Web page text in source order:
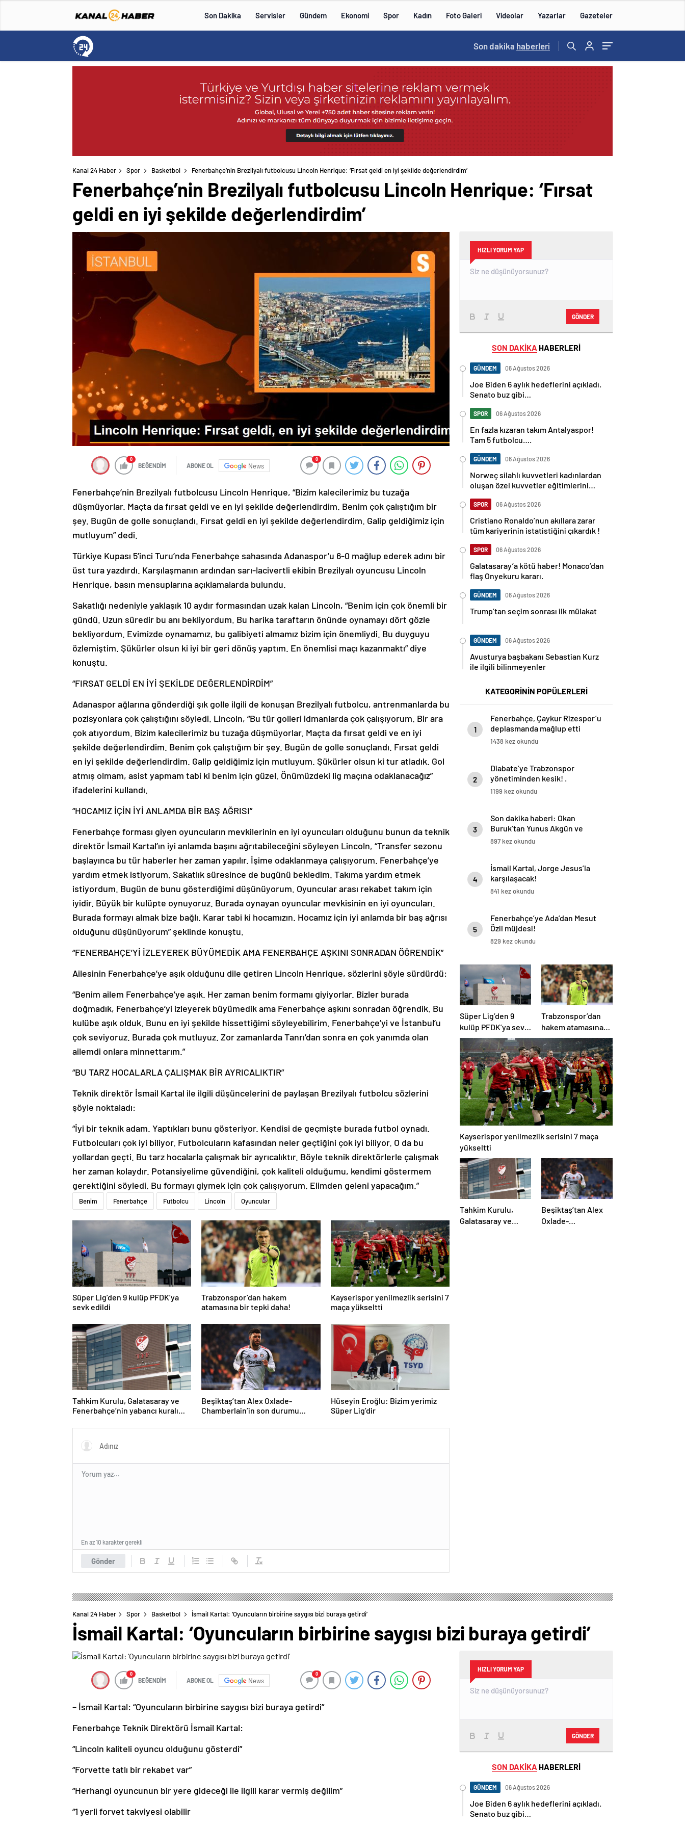
Son Dakika Servisler Gündem Ekonomi Spor Kadın Foto Galeri Videolar Yazarlar Gazeteler
Son dakika haberleri
Kanal 24 Haber Spor Basketbol Fenerbahçe’nin Brezilyalı futbolcusu Lincoln Henrique: ‘Fırsat geldi en iyi şekilde değerlendirdim’
Fenerbahçe’nin Brezilyalı futbolcusu Lincoln Henrique: ‘Fırsat
geldi en iyi şekilde değerlendirdim’
0
BEĞENDİM ABONE OL News
0
Fenerbahçe’nin Brezilyalı futbolcusu Lincoln Henrique, “Bizim kalecilerimiz bu tuzağa
düşmüyorlar. Maçta da fırsat geldi ve en iyi şekilde değerlendirdim. Benim çok çalıştığım bir
şey. Bugün de golle sonuçlandı. Fırsat geldi en iyi şekilde değerlendirdim. Galip geldiğimiz için
mutluyum” dedi.
Türkiye Kupası 5’inci Turu’nda Fenerbahçe sahasında Adanaspor’u 6-0 mağlup ederek adını bir
üst tura yazdırdı. Karşılaşmanın ardından sarı-lacivertli ekibin Brezilyalı oyuncusu Lincoln
Henrique, basın mensuplarına açıklamalarda bulundu.
Sakatlığı nedeniyle yaklaşık 10 aydır formasından uzak kalan Lincoln, “Benim için çok önemli bir
gündü. Uzun süredir bu anı bekliyordum. Bu harika taraftarın önünde oynamayı dört gözle
bekliyordum. Evimizde oynamamız, bu galibiyeti almamız bizim için önemliydi. Bu duyguyu
özlemiştim. Şükürler olsun ki iyi bir geri dönüş yaptım. En önemlisi maçı kazanmaktı” diye
konuştu.
“FIRSAT GELDİ EN İYİ ŞEKİLDE DEĞERLENDİRDİM”
Adanaspor ağlarına gönderdiği şık golle ilgili de konuşan Brezilyalı futbolcu, antrenmanlarda bu
pozisyonlara çok çalıştığını söyledi. Lincoln, “Bu tür golleri idmanlarda çok çalışıyorum. Bir ara
çok atıyordum. Bizim kalecilerimiz bu tuzağa düşmüyorlar. Maçta da fırsat geldi ve en iyi
şekilde değerlendirdim. Benim çok çalıştığım bir şey. Bugün de golle sonuçlandı. Fırsat geldi
en iyi şekilde değerlendirdim. Galip geldiğimiz için mutluyum. Şükürler olsun ki tur atladık. Gol
atmış olmam, asist yapmam tabi ki benim için güzel. Önümüzdeki lig maçına odaklanacağız”
ifadelerini kullandı.
“HOCAMIZ İÇİN İYİ ANLAMDA BİR BAŞ AĞRISI”
Fenerbahçe forması giyen oyuncuların mevkilerinin en iyi oyuncuları olduğunu bunun da teknik
direktör İsmail Kartal’ın iyi anlamda başını ağrıtabileceğini söyleyen Lincoln, “Transfer sezonu
başlayınca bu tür haberler her zaman yapılır. İşime odaklanmaya çalışıyorum. Fenerbahçe’ye
yardım etmek istiyorum. Sakatlık süresince de bugünü bekledim. Takıma yardım etmek
istiyordum. Bugün de bunu gösterdiğimi düşünüyorum. Oyuncular arası rekabet takım için
iyidir. Büyük bir kulüpte oynuyoruz. Burada oynayan oyuncular mevkisinin en iyi oyuncuları.
Burada formayı almak bize bağlı. Karar tabi ki hocamızın. Hocamız için iyi anlamda bir baş ağrısı
olduğunu düşünüyorum” şeklinde konuştu.
“FENERBAHÇE’Yİ İZLEYEREK BÜYÜMEDİK AMA FENERBAHÇE AŞKINI SONRADAN ÖĞRENDİK”
Ailesinin Fenerbahçe’ye aşık olduğunu dile getiren Lincoln Henrique, sözlerini şöyle sürdürdü:
“Benim ailem Fenerbahçe’ye aşık. Her zaman benim formamı giyiyorlar. Bizler burada
doğmadık, Fenerbahçe’yi izleyerek büyümedik ama Fenerbahçe aşkını sonradan öğrendik. Bu
kulübe aşık olduk. Bunu en iyi şekilde hissettiğimi söyleyebilirim. Fenerbahçe’yi ve İstanbul’u
çok seviyoruz. Burada çok mutluyuz. Zor zamanlarda Tanrı’dan sonra en çok yanımda olan
ailemdi onlara minnettarım.”
“BU TARZ HOCALARLA ÇALIŞMAK BİR AYRICALIKTIR”
Teknik direktör İsmail Kartal ile ilgili düşüncelerini de paylaşan Brezilyalı futbolcu sözlerini
şöyle noktaladı:
“İyi bir teknik adam. Yaptıkları bunu gösteriyor. Kendisi de geçmişte burada futbol oynadı.
Futbolcuları çok iyi biliyor. Futbolcuların kafasından neler geçtiğini çok iyi biliyor. O da bu
yollardan geçti. Bu tarz hocalarla çalışmak bir ayrıcalıktır. Böyle teknik direktörlerle çalışmak
her zaman kolaydır. Potansiyelime güvendiğini, çok kaliteli olduğumu, kendimi göstermem
gerektiğini söyledi. Bu formayı giymek için çok çalışıyorum. Elimden geleni yapacağım.”
Benim Fenerbahçe Futbolcu Lincoln Oyuncular
Süper Lig’den 9 kulüp PFDK’ya
sevk edildi
Trabzonspor’dan hakem
atamasına bir tepki daha!
Kayserispor yenilmezlik serisini 7
maça yükseltti
Tahkim Kurulu, Galatasaray ve
Fenerbahçe’nin yabancı kuralı
Beşiktaş’tan Alex Oxlade-
Chamberlain’in son durumu
Hüseyin Eroğlu: Bizim yerimiz
Süper Lig’dir
Gönder
En az 10 karakter gerekli
HIZLI YORUM YAP
GÖNDER
SON DAKİKA HABERLERİ
GÜNDEM 06 Ağustos 2026
Joe Biden 6 aylık hedeflerini açıkladı.
Senato buz gibi…
SPOR 06 Ağustos 2026
En fazla kızaran takım Antalyaspor!
Tam 5 futbolcu….
GÜNDEM 06 Ağustos 2026
Norweç silahlı kuvvetleri kadınlardan
oluşan özel kuvvetler eğitimlerini
SPOR 06 Ağustos 2026
Cristiano Ronaldo’nun akıllara zarar
tüm kariyerinin istatistiğini çıkardık !
SPOR 06 Ağustos 2026
Galatasaray’a kötü haber! Monaco’dan
flaş Onyekuru kararı.
GÜNDEM 06 Ağustos 2026
Trump’tan seçim sonrası ilk mülakat
GÜNDEM 06 Ağustos 2026
Avusturya başbakanı Sebastian Kurz
ile ilgili bilinmeyenler
KATEGORİNİN POPÜLERLERİ
1
Fenerbahçe, Çaykur Rizespor’u
deplasmanda mağlup etti
1438 kez okundu
2
Diabate’ye Trabzonspor
yönetiminden kesik! .
1199 kez okundu
3
Son dakika haberi: Okan
Buruk’tan Yunus Akgün ve
Mertens kararı! Osimhen’e
897 kez okundu
4
İsmail Kartal, Jorge Jesus’la
karşılaşacak!
841 kez okundu
5
Fenerbahçe’ye Ada’dan Mesut
Özil müjdesi!
829 kez okundu
Süper Lig’den 9
kulüp PFDK’ya sevk
edildi
Trabzonspor’dan
hakem atamasına
bir tepki daha!
Kayserispor yenilmezlik serisini 7 maça
yükseltti
Tahkim Kurulu,
Galatasaray ve
Beşiktaş’tan Alex
Oxlade-
Kanal 24 Haber Spor Basketbol İsmail Kartal: ‘Oyuncuların birbirine saygısı bizi buraya getirdi’
İsmail Kartal: ‘Oyuncuların birbirine saygısı bizi buraya getirdi’
0
BEĞENDİM ABONE OL News
0
– İsmail Kartal: “Oyuncuların birbirine saygısı bizi buraya getirdi”
Fenerbahçe Teknik Direktörü İsmail Kartal:
“Lincoln kaliteli oyuncu olduğunu gösterdi”
“Forvette tatlı bir rekabet var”
“Herhangi oyuncunun bir yere gideceği ile ilgili karar vermiş değilim”
“1 yerli forvet takviyesi olabilir
HIZLI YORUM YAP
GÖNDER
SON DAKİKA HABERLERİ
GÜNDEM 06 Ağustos 2026
Joe Biden 6 aylık hedeflerini açıkladı.
Senato buz gibi…